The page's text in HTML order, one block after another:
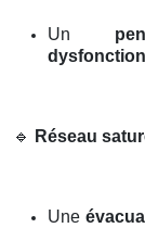
Un
🔹 Réseau
Une